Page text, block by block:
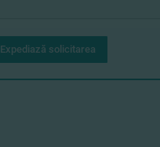
Expediază solicitarea